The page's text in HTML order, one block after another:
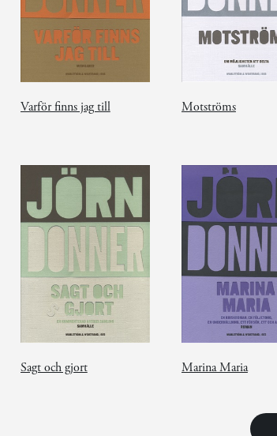
Varför finns jag till Motströms
Sagt och gjort Marina Maria